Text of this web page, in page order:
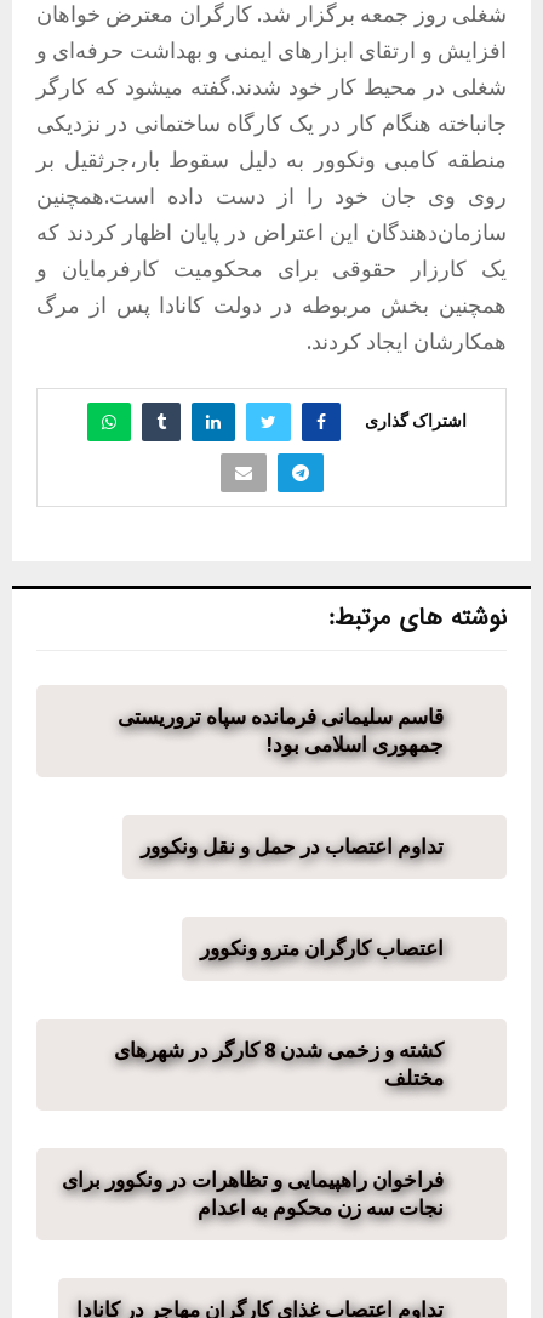
شغلی روز جمعه برگزار شد. کارگران معترض خواهان
افزایش و ارتقای ابزارهای ایمنی و بهداشت حرفه‌ای و
شغلی در محیط کار خود شدند.گفته میشود که کارگر
جانباخته هنگام کار در یک کارگاه ساختمانی در نزدیکی
منطقه کامبی ونکوور به دلیل سقوط بار،جرثقیل بر
روی وی جان خود را از دست داده است.همچنین
سازمان‌دهندگان این اعتراض در پایان اظهار کردند که
یک کارزار حقوقی برای محکومیت کارفرمایان و
همچنین بخش مربوطه در دولت کانادا پس از مرگ
همکارشان ایجاد کردند.
اشتراک گذاری
نوشته های مرتبط:
قاسم سلیمانی فرمانده سپاه تروریستی
جمهوری اسلامی بود!
تداوم اعتصاب در حمل و نقل ونکوور
اعتصاب کارگران مترو ونکوور
کشته و زخمی شدن 8 کارگر در شهرهای
مختلف
فراخوان راهپیمایی و تظاهرات در ونکوور برای
نجات سه زن محکوم به اعدام
تداوم اعتصاب غذای کارگران مهاجر در کانادا